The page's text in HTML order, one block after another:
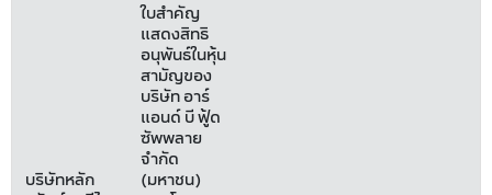
บริษัทหลัก
ใบสำคัญ
แสดงสิทธิ
อนุพันธ์ในหุ้น
สามัญของ
บริษัท อาร์
แอนด์ บี ฟู้ด
ซัพพลาย
จำกัด
(มหาชน)